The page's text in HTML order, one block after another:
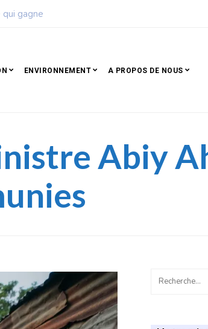
de football dévoile son calendrier de la
ENVIRONNEMENT A PROPOS DE NOUS
Abiy